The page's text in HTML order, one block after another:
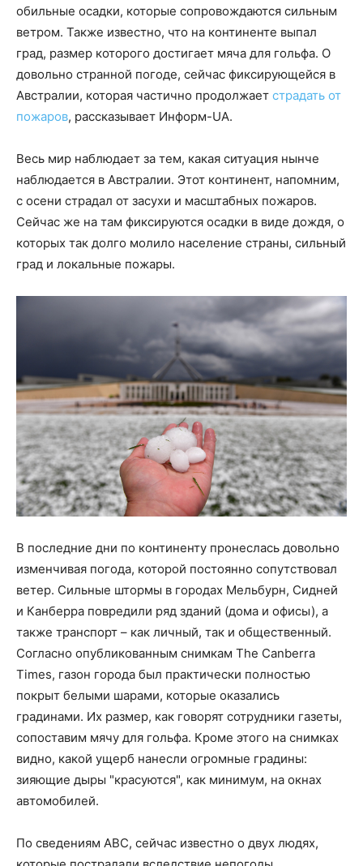
обильные осадки, которые сопровождаются сильным
ветром. Также известно, что на континенте выпал
град, размер которого достигает мяча для гольфа. О
довольно странной погоде, сейчас фиксирующейся в
Австралии, которая частично продолжает страдать от
пожаров, рассказывает Информ-UA.
Весь мир наблюдает за тем, какая ситуация нынче
наблюдается в Австралии. Этот континент, напомним,
с осени страдал от засухи и масштабных пожаров.
Сейчас же на там фиксируются осадки в виде дождя, о
которых так долго молило население страны, сильный
град и локальные пожары.
В последние дни по континенту пронеслась довольно
изменчивая погода, которой постоянно сопутствовал
ветер. Сильные штормы в городах Мельбурн, Сидней
и Канберра повредили ряд зданий (дома и офисы), а
также транспорт – как личный, так и общественный.
Согласно опубликованным снимкам The Canberra
Times, газон города был практически полностью
покрыт белыми шарами, которые оказались
градинами. Их размер, как говорят сотрудники газеты,
сопоставим мячу для гольфа. Кроме этого на снимках
видно, какой ущерб нанесли огромные градины:
зияющие дыры "красуются", как минимум, на окнах
автомобилей.
По сведениям АВС, сейчас известно о двух людях,